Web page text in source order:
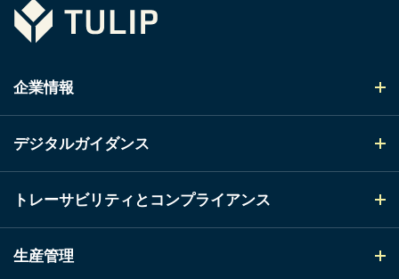
ル
Tulip
企業情報
デジタルガイダンス
トレーサビリティとコンプライアンス
生産管理